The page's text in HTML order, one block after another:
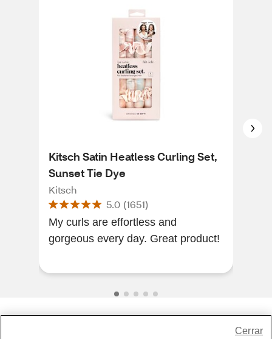
Kitsch Satin Heatless Curling Set,
Sunset Tie Dye
Kitsch
5.0 (1651)
My curls are effortless and
gorgeous every day. Great product!
Cerrar